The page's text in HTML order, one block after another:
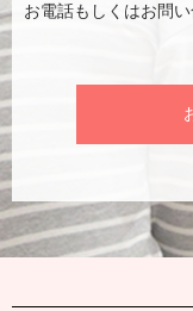
お電話もしくはお問